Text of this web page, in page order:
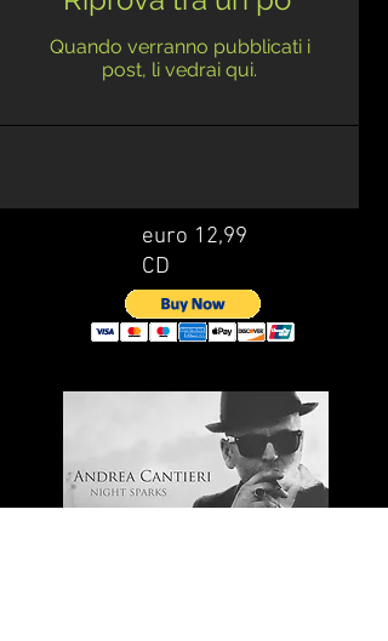
euro 12,99
CD
Quando verranno pubblicati i
post, li vedrai qui.